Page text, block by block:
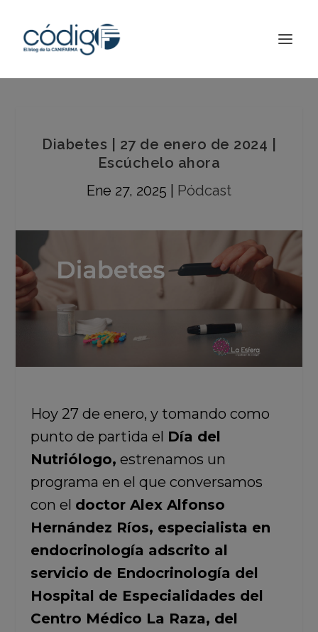
Diabetes | 27 de enero de 2024 |
Escúchelo ahora
Ene 27, 2025
Pódcast
Hoy 27 de enero, y tomando como
punto de partida el Día del
Nutriólogo, estrenamos un
programa en el que conversamos
con el doctor Alex Alfonso
Hernández Ríos, especialista en
endocrinología adscrito al
servicio de Endocrinología del
Hospital de Especialidades del
Centro Médico La Raza, del